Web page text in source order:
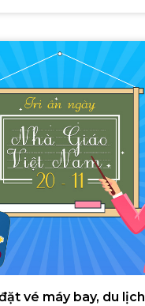
vé máy bay, du lịch